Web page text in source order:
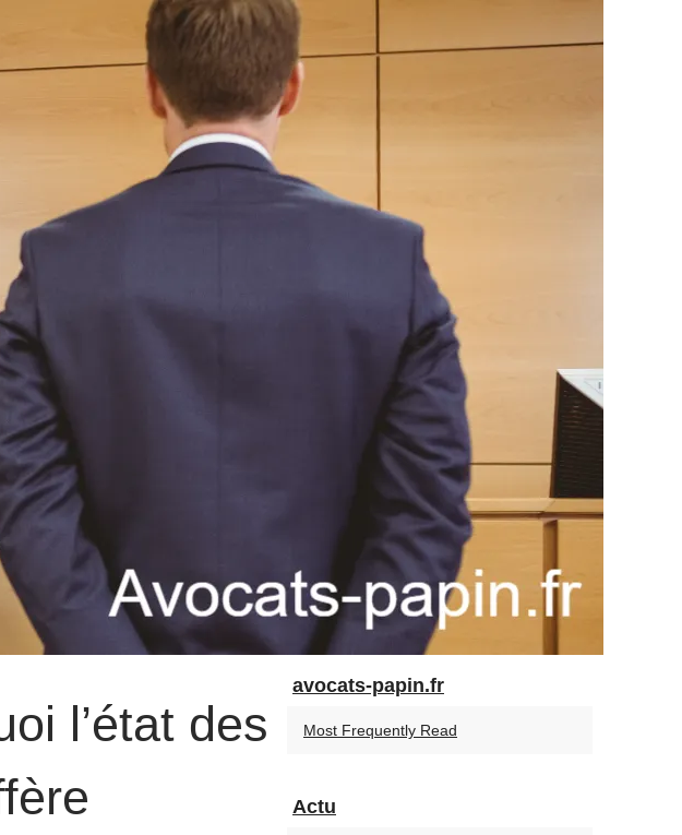
l’état des
avocats-papin.fr
Most Frequently Read
Actu